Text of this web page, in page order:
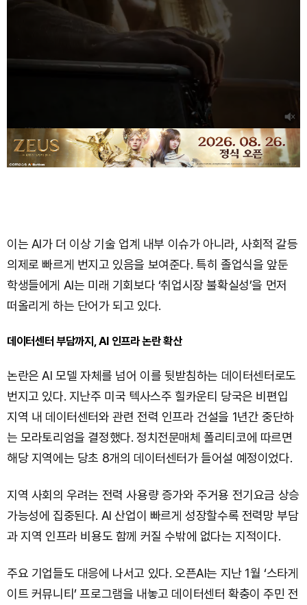
이는 AI가 더 이상 기술 업계 내부 이슈가 아니라, 사회적 갈등
의제로 빠르게 번지고 있음을 보여준다. 특히 졸업식을 앞둔
학생들에게 AI는 미래 기회보다 ‘취업시장 불확실성’을 먼저
떠올리게 하는 단어가 되고 있다.
데이터센터 부담까지, AI 인프라 논란 확산
논란은 AI 모델 자체를 넘어 이를 뒷받침하는 데이터센터로도
번지고 있다. 지난주 미국 텍사스주 힐카운티 당국은 비편입
지역 내 데이터센터와 관련 전력 인프라 건설을 1년간 중단하
는 모라토리엄을 결정했다. 정치전문매체 폴리티코에 따르면
해당 지역에는 당초 8개의 데이터센터가 들어설 예정이었다.
지역 사회의 우려는 전력 사용량 증가와 주거용 전기요금 상승
가능성에 집중된다. AI 산업이 빠르게 성장할수록 전력망 부담
과 지역 인프라 비용도 함께 커질 수밖에 없다는 지적이다.
주요 기업들도 대응에 나서고 있다. 오픈AI는 지난 1월 ‘스타게
이트 커뮤니티’ 프로그램을 내놓고 데이터센터 확충이 주민 전